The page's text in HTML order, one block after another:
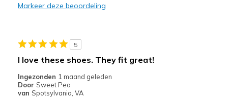
Going Out
Markeer deze beoordeling
5
I love these shoes. They fit great!
Ingezonden 1 maand geleden
Door Sweet Pea
van Spotsylvania, VA